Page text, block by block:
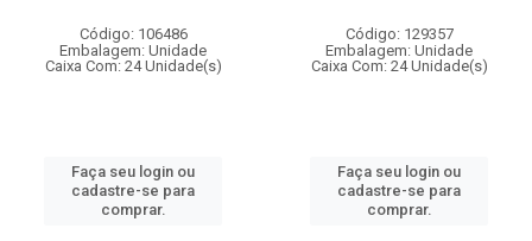
Código: 106486
Embalagem: Unidade
Caixa Com: 24 Unidade(s)
Faça seu login ou
cadastre-se para
comprar.
Código: 129357
Embalagem: Unidade
Caixa Com: 24 Unidade(s)
Faça seu login ou
cadastre-se para
comprar.